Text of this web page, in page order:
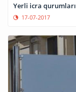
Yerli icra
17-07-2017